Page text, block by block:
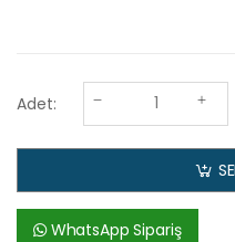
Adet:
WhatsApp Sipariş